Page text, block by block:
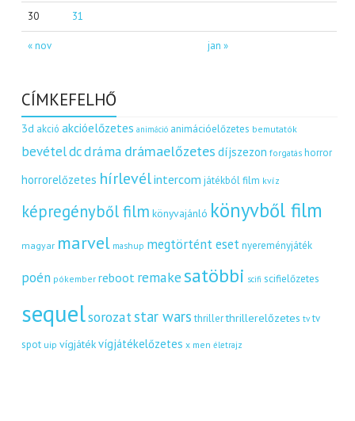
« nov jan »
30 31
CÍMKEFELHŐ
3d akció akcióelőzetes animáció animációelőzetes bemutatók
bevételdcdráma drámaelőzetes díjszezon forgatás horror
horrorelőzetes hírlevélintercom játékból film kvíz
képregényből film könyvajánló könyvből film
magyar marvel mashup megtörtént eset nyereményjáték
poén pókember reboot remakesatöbbi scifi scifielőzetes
sequelsorozatstar wars thriller thrillerelőzetes tv tv
spot uip vígjátékvígjátékelőzetes x men életrajz